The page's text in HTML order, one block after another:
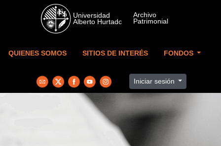
Skip to main content
QUIENES SOMOS SITIOS DE INTERÉS FONDOS
Iniciar sesión